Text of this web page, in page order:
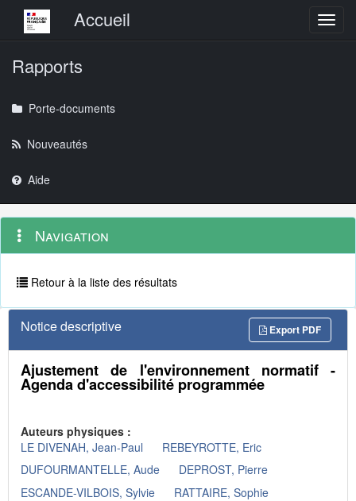
Menu principalAccueil
Rapports
Porte-documents
Nouveautés
Aide
Navigation
outils
Menu
contextuel
Navigation
Retour à la liste des résultats
Notice descriptive Export PDF
Ajustement de l'environnement normatif -
Agenda d'accessibilité programmée
Auteurs physiques :
LE DIVENAH, Jean-Paul
REBEYROTTE, Eric
DUFOURMANTELLE, Aude
DEPROST, Pierre
ESCANDE-VILBOIS, Sylvie
RATTAIRE, Sophie